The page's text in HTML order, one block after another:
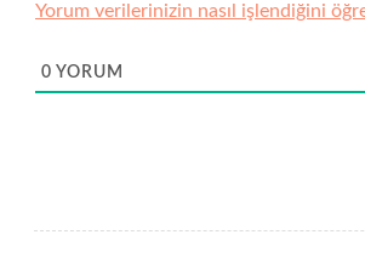
Yorum verilerinizin nasıl işlendiğini
0 YORUM